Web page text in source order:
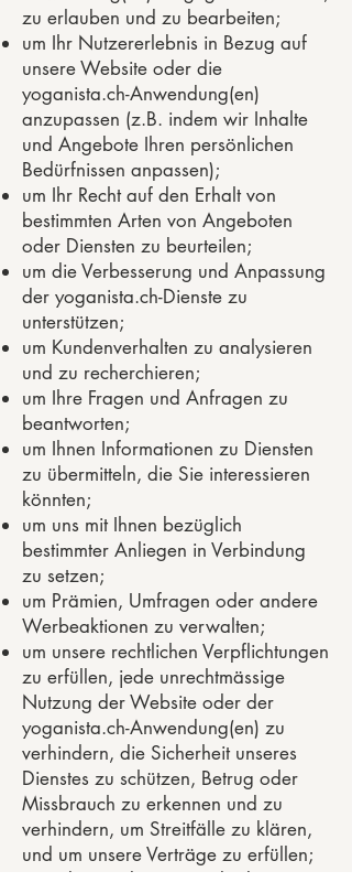
zu erlauben und zu bearbeiten;
um Ihr Nutzererlebnis in Bezug auf
unsere Website oder die
yoganista.ch-Anwendung(en)
anzupassen (z.B. indem wir Inhalte
und Angebote Ihren persönlichen
Bedürfnissen anpassen);
um Ihr Recht auf den Erhalt von
bestimmten Arten von Angeboten
oder Diensten zu beurteilen;
um die Verbesserung und Anpassung
der yoganista.ch-Dienste zu
unterstützen;
um Kundenverhalten zu analysieren
und zu recherchieren;
um Ihre Fragen und Anfragen zu
beantworten;
um Ihnen Informationen zu Diensten
zu übermitteln, die Sie interessieren
könnten;
um uns mit Ihnen bezüglich
bestimmter Anliegen in Verbindung
zu setzen;
um Prämien, Umfragen oder andere
Werbeaktionen zu verwalten;
um unsere rechtlichen Verpflichtungen
zu erfüllen, jede unrechtmässige
Nutzung der Website oder der
yoganista.ch-Anwendung(en) zu
verhindern, die Sicherheit unseres
Dienstes zu schützen, Betrug oder
Missbrauch zu erkennen und zu
verhindern, um Streitfälle zu klären,
und um unsere Verträge zu erfüllen;
zu jedem anderen Zweck, dem Sie in